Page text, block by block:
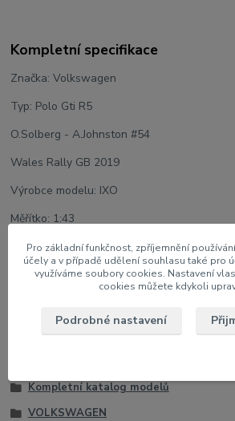
Kompletní specifikace
Značka: Volkswagen
Typ: Polo Gti R5
O.Solberg - A.Johnston #54
Wales Rally GB 2019
Výrobce modelu: IXO
Měřítko: 1:43
Velikost: 9 cm
Model na podstavci v plastovém boxu
Zboží zařazeno v kategoriích
Kompletní katalog modelů
VOLKSWAGEN
Pro základní funkčnost, zpříjemnění
účely a v případě udělení souhlasu také pro
využíváme soubory cookies. Nastavení
cookies můžete kdykoli
Podrobné nastavení